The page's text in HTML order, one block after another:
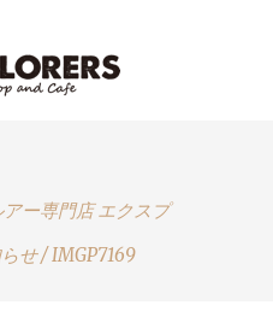
ー専門店 エクスプ
せ/IMGP7169